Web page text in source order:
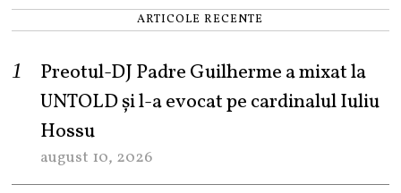
ARTICOLE RECENTE
Preotul-DJ Padre Guilherme a mixat la
UNTOLD și l-a evocat pe cardinalul Iuliu
Hossu
august 10, 2026